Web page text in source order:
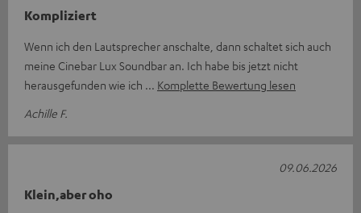
Kompliziert
Wenn ich den Lautsprecher anschalte, dann schaltet sich auch
meine Cinebar Lux Soundbar an. Ich habe bis jetzt nicht
herausgefunden wie ich
Komplette Bewertung lesen
Achille F.
Klein,aber oho
09.06.2026